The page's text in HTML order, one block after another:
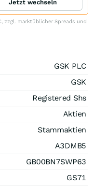
Jetzt wechseln
zzgl. marktüblicher Spreads und
GSK PLC
GSK
Registered Shs
Aktien
Stammaktien
A3DMB5
GB00BN7SWP63
GS71